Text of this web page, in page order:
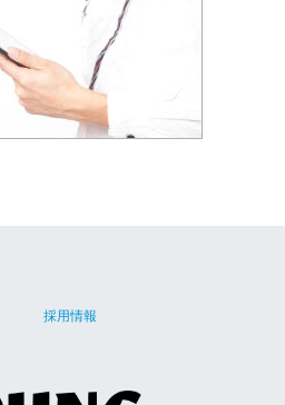
採用情報